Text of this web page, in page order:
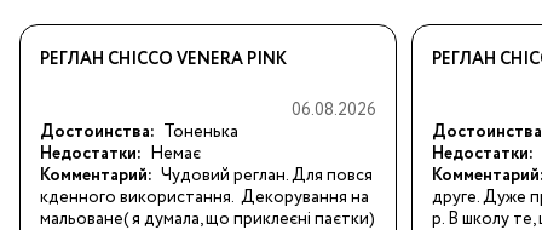
РЕГЛАН CHICCO VENERA PINK
06.08.2026
Достоинства: Тоненька
Недостатки: Немає
Комментарий: Чудовий реглан. Для повся
кденного використання.  Декорування на
мальоване( я думала, що приклеєні паєтки)
РЕГЛАН
Недостатки:
друге. Дуже
р. В школу